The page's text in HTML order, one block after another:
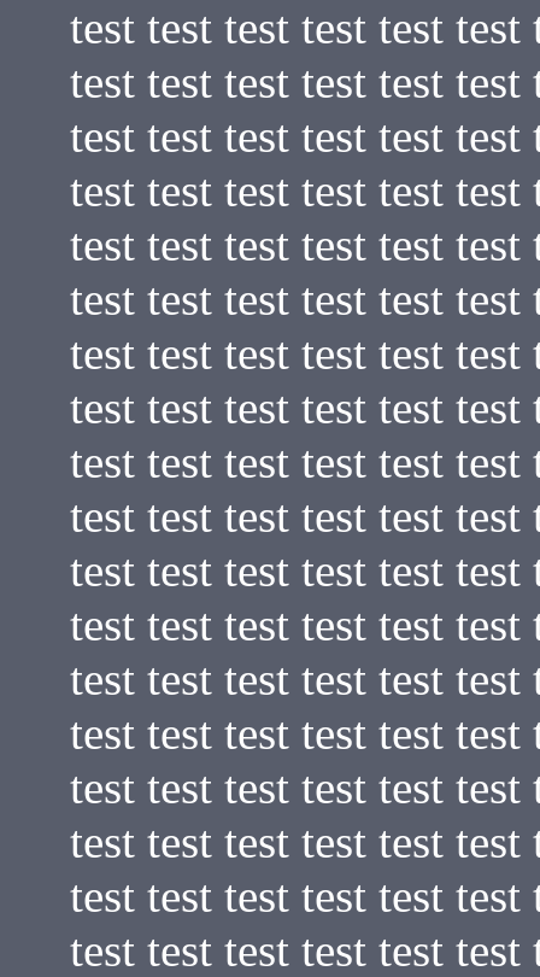
test test test test test
test test test test test
test test test test test
test test test test test
test test test test test
test test test test test
test test test test test
test test test test test
test test test test test
test test test test test
test test test test test
test test test test test
test test test test test
test test test test test
test test test test test
test test test test test
test test test test test
test test test test test